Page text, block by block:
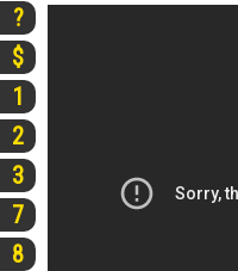
?
$
1
2
3
7
8